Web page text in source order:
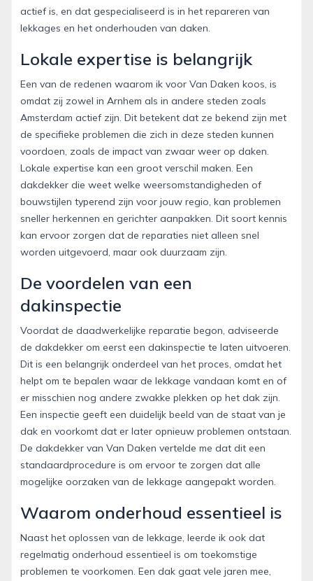
actief is, en dat gespecialiseerd is in het repareren van
lekkages en het onderhouden van daken.
Lokale expertise is belangrijk
Een van de redenen waarom ik voor Van Daken koos, is
omdat zij zowel in Arnhem als in andere steden zoals
Amsterdam actief zijn. Dit betekent dat ze bekend zijn met
de specifieke problemen die zich in deze steden kunnen
voordoen, zoals de impact van zwaar weer op daken.
Lokale expertise kan een groot verschil maken. Een
dakdekker die weet welke weersomstandigheden of
bouwstijlen typerend zijn voor jouw regio, kan problemen
sneller herkennen en gerichter aanpakken. Dit soort kennis
kan ervoor zorgen dat de reparaties niet alleen snel
worden uitgevoerd, maar ook duurzaam zijn.
De voordelen van een
dakinspectie
Voordat de daadwerkelijke reparatie begon, adviseerde
de dakdekker om eerst een dakinspectie te laten uitvoeren.
Dit is een belangrijk onderdeel van het proces, omdat het
helpt om te bepalen waar de lekkage vandaan komt en of
er misschien nog andere zwakke plekken op het dak zijn.
Een inspectie geeft een duidelijk beeld van de staat van je
dak en voorkomt dat er later opnieuw problemen ontstaan.
De dakdekker van Van Daken vertelde me dat dit een
standaardprocedure is om ervoor te zorgen dat alle
mogelijke oorzaken van de lekkage aangepakt worden.
Waarom onderhoud essentieel is
Naast het oplossen van de lekkage, leerde ik ook dat
regelmatig onderhoud essentieel is om toekomstige
problemen te voorkomen. Een dak gaat vele jaren mee,